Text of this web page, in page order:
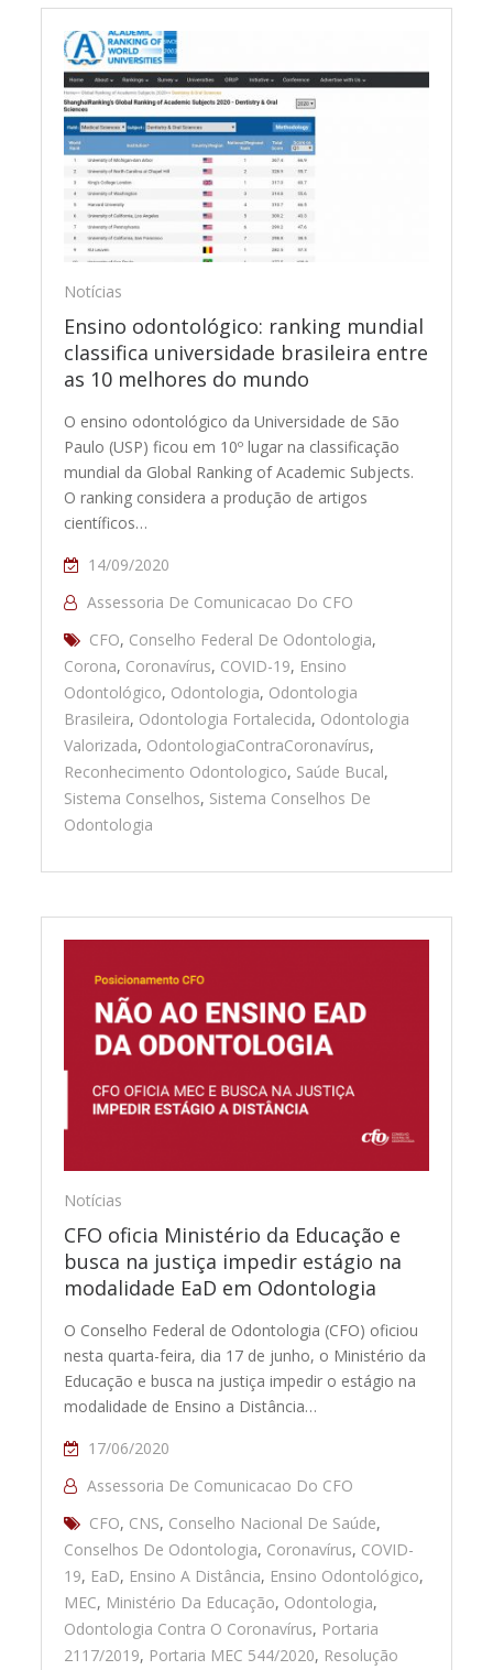
Notícias
Ensino odontológico: ranking mundial
classifica universidade brasileira entre
as 10 melhores do mundo
O ensino odontológico da Universidade de São
Paulo (USP) ficou em 10º lugar na classificação
mundial da Global Ranking of Academic Subjects.
O ranking considera a produção de artigos
científicos…
14/09/2020
Assessoria De Comunicacao Do CFO
CFO, Conselho Federal De Odontologia,
Corona, Coronavírus, COVID-19, Ensino
Odontológico, Odontologia, Odontologia
Brasileira, Odontologia Fortalecida, Odontologia
Valorizada, OdontologiaContraCoronavírus,
Reconhecimento Odontologico, Saúde Bucal,
Sistema Conselhos, Sistema Conselhos De
Odontologia
Notícias
CFO oficia Ministério da Educação e
busca na justiça impedir estágio na
modalidade EaD em Odontologia
O Conselho Federal de Odontologia (CFO) oficiou
nesta quarta-feira, dia 17 de junho, o Ministério da
Educação e busca na justiça impedir o estágio na
modalidade de Ensino a Distância…
17/06/2020
Assessoria De Comunicacao Do CFO
CFO, CNS, Conselho Nacional De Saúde,
Conselhos De Odontologia, Coronavírus, COVID-
19, EaD, Ensino A Distância, Ensino Odontológico,
MEC, Ministério Da Educação, Odontologia,
Odontologia Contra O Coronavírus, Portaria
2117/2019, Portaria MEC 544/2020, Resolução